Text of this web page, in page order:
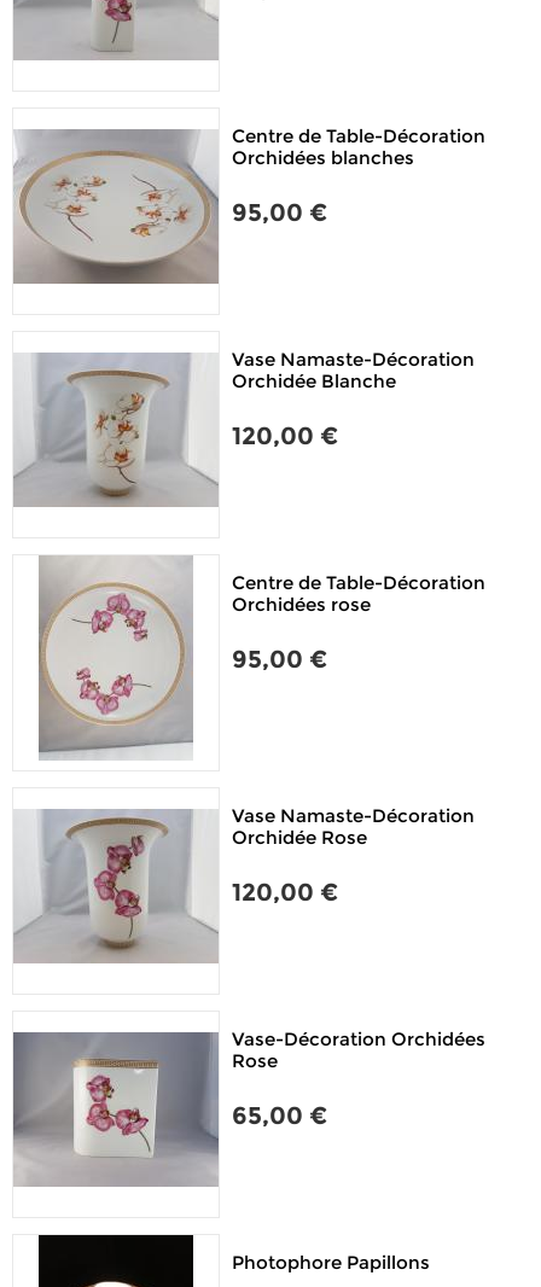
Centre de Table-Décoration
Orchidées blanches
95,00 €
Vase Namaste-Décoration
Orchidée Blanche
120,00 €
Centre de Table-Décoration
Orchidées rose
95,00 €
Vase Namaste-Décoration
Orchidée Rose
120,00 €
Vase-Décoration Orchidées
Rose
65,00 €
Photophore Papillons